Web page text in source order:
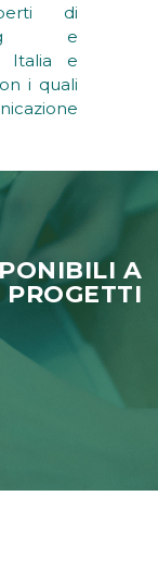
di
e
Italia e
i quali
A